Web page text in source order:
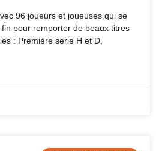
96 joueurs et joueuses qui se
fin pour remporter de beaux titres
: Première serie H et D,